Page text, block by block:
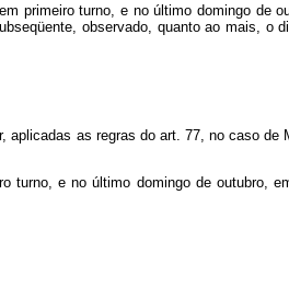
primeiro turno, e no último domingo de
observado, quanto ao mais, o
aplicadas as regras do art. 77, no caso de
turno, e no último domingo de outubro,